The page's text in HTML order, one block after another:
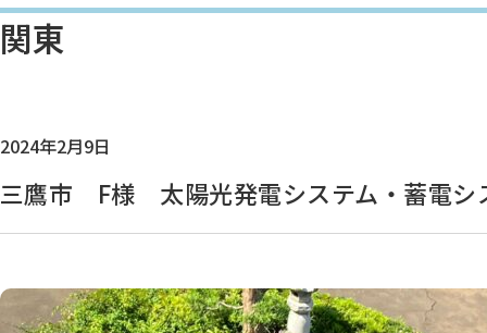
関東
2024年2月9日
三鷹市 F様 太陽光発電システム・蓄電シ